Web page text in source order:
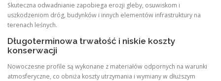
Skuteczna odwadnianie zapobiega erozji gleby, osuwiskom i
uszkodzeniom dróg, budynków i innych elementów infrastruktury na
terenach leśnych.
Długoterminowa trwałość i niskie koszty
konserwacji
Nowoczesne profile są wykonane z materiałów odpornych na warunki
atmosferyczne, co obniża koszty utrzymania i wymiany w dłuższym